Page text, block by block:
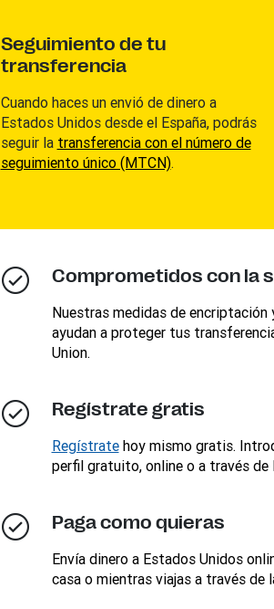
Seguimiento de tu
transferencia
Cuando haces un envió de dinero a
Estados Unidos desde el España, podrás
seguir la transferencia con el número de
seguimiento único (MTCN).
Comprometidos con la
Nuestras medidas de encriptación
ayudan a proteger tus
Union.
Regístrate gratis
Regístratehoy mismo gratis.
perfil gratuito, online o a través de
Paga como quieras
Envía dinero a Estados Unidos
casa o mientras viajas a través de